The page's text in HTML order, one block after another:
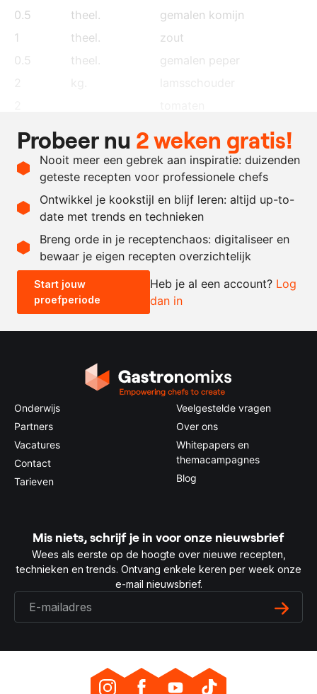
0.5
theel.
gemalen komijn
1
theel.
zout
0.5
theel.
gemalen peper
4
theel.
droge sherry
naar
koriander, fijngesneden
Recept omrekenen
- +
0.5x 1x 2x
Probeer nu 2 weken gratis!
Nooit meer een gebrek aan inspiratie: duizenden
geteste recepten voor professionele chefs
Ontwikkel je kookstijl en blijf leren: altijd up-to-
date met trends en technieken
Breng orde in je receptenchaos: digitaliseer en
bewaar je eigen recepten overzichtelijk
Start jouw
proefperiode
Heb je al een account? Log
dan in
Onderwijs
Partners
Vacatures
Contact
Tarieven
Veelgestelde vragen
Over ons
Whitepapers en
themacampagnes
Blog
Mis niets, schrijf je in voor onze nieuwsbrief
Wees als eerste op de hoogte over nieuwe recepten,
technieken en trends. Ontvang enkele keren per week onze
e-mail nieuwsbrief.